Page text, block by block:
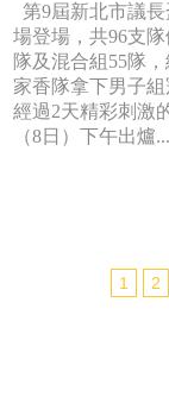
第9屆新北市議
場登場，共96支
隊及混合組55隊
家香隊拿下男子組
經過2天精彩刺激
（8日）下午出爐...
1 2